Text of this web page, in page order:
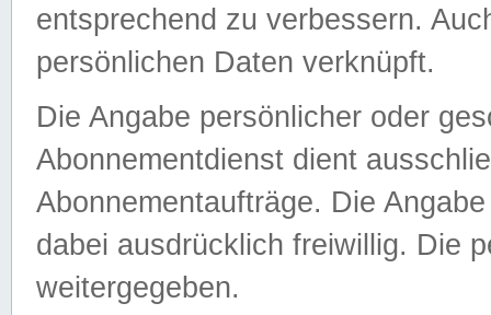
entsprechend zu verbessern.
persönlichen Daten verknüpft.
Die Angabe persönlicher oder
Abonnementdienst dient
Abonnementaufträge. Die
dabei ausdrücklich freiwillig. Die
weitergegeben.